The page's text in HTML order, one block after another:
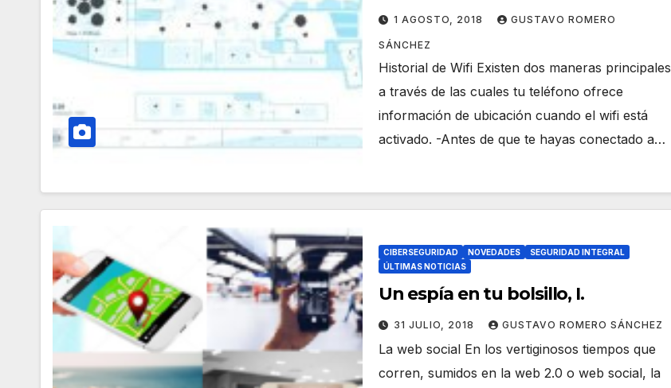
1 AGOSTO, 2018 GUSTAVO ROMERO
SÁNCHEZ
Historial de Wifi Existen dos maneras principales
a través de las cuales tu teléfono ofrece
información de ubicación cuando el wifi está
activado. -Antes de que te hayas conectado a…
CIBERSEGURIDAD NOVEDADES
SEGURIDAD INTEGRAL
ÚLTIMAS NOTICIAS
Un espía en tu bolsillo, I.
31 JULIO, 2018 GUSTAVO ROMERO SÁNCHEZ
La web social En los vertiginosos tiempos que
corren, sumidos en la web 2.0 o web social, la